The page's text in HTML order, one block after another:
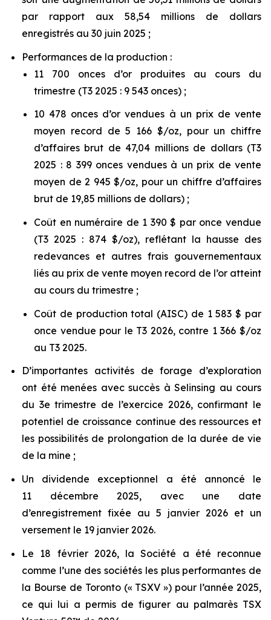
par rapport aux 58,54 millions de dollars
enregistrés au 30 juin 2025 ;
Performances de la production :
11 700 onces d’or produites au cours du
trimestre (T3 2025 : 9 543 onces) ;
10 478 onces d’or vendues à un prix de vente
moyen record de 5 166 $/oz, pour un chiffre
d’affaires brut de 47,04 millions de dollars (T3
2025 : 8 399 onces vendues à un prix de vente
moyen de 2 945 $/oz, pour un chiffre d’affaires
brut de 19,85 millions de dollars) ;
Coût en numéraire de 1 390 $ par once vendue
(T3 2025 : 874 $/oz), reflétant la hausse des
redevances et autres frais gouvernementaux
liés au prix de vente moyen record de l’or atteint
au cours du trimestre ;
Coût de production total (AISC) de 1 583 $ par
once vendue pour le T3 2026, contre 1 366 $/oz
au T3 2025.
D’importantes activités de forage d’exploration
ont été menées avec succès à Selinsing au cours
du 3e trimestre de l’exercice 2026, confirmant le
potentiel de croissance continue des ressources et
les possibilités de prolongation de la durée de vie
de la mine ;
Un dividende exceptionnel a été annoncé le
11 décembre 2025, avec une date
d’enregistrement fixée au 5 janvier 2026 et un
versement le 19 janvier 2026.
Le 18 février 2026, la Société a été reconnue
comme l’une des sociétés les plus performantes de
la Bourse de Toronto (« TSXV ») pour l’année 2025,
ce qui lui a permis de figurer au palmarès TSX